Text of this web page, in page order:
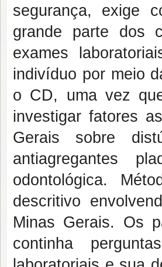
segurança, exige
grande parte dos
exames
indivíduo por meio
o CD, uma vez
investigar fatores
Gerais sobre
antiagregantes
odontológica.
descritivo
Minas Gerais. Os
continha